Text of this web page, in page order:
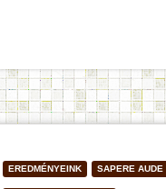
EREDMÉNYEINK SAPERE AUDE